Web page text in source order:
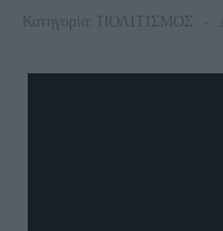
Κατηγορία: ΠΟΛΙΤΙΣΜΟΣ